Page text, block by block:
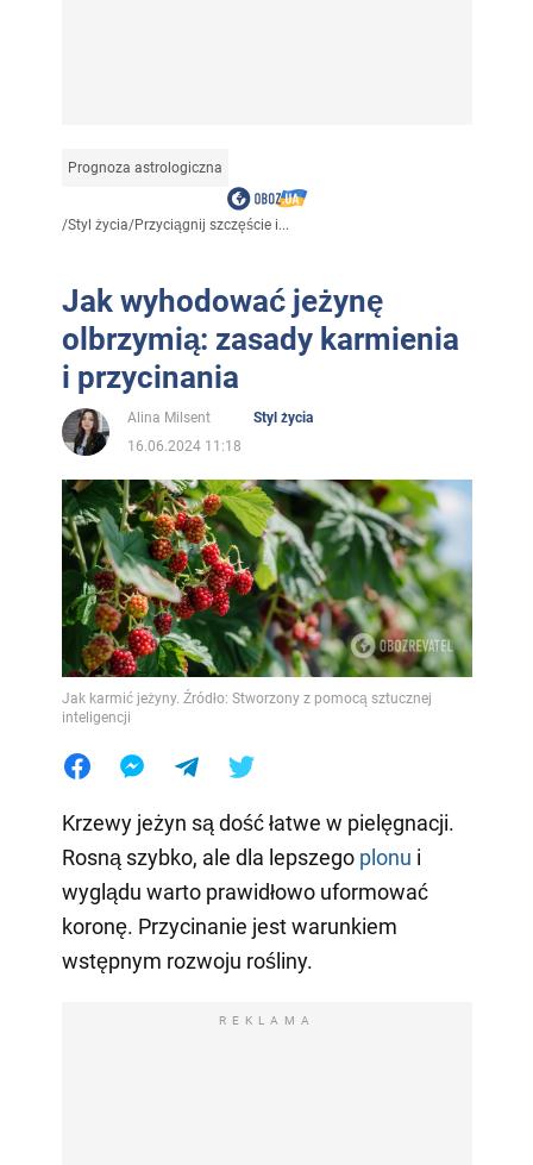
Prognoza astrologiczna
/Styl życia/Przyciągnij szczęście i...
Jak wyhodować jeżynę
olbrzymią: zasady karmienia
i przycinania
Alina Milsent
Styl życia
16.06.2024 11:18
Jak karmić jeżyny. Źródło: Stworzony z pomocą sztucznej
inteligencji
Krzewy jeżyn są dość łatwe w pielęgnacji.
Rosną szybko, ale dla lepszego plonu i
wyglądu warto prawidłowo uformować
koronę. Przycinanie jest warunkiem
wstępnym rozwoju rośliny.
REKLAMA